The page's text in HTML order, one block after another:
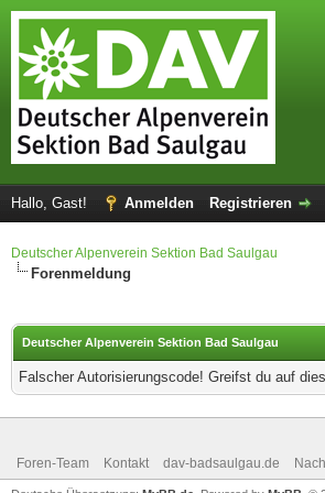
Hallo, Gast! Anmelden Registrieren
Deutscher Alpenverein Sektion Bad Saulgau
Forenmeldung
Deutscher Alpenverein Sektion Bad Saulgau
Falscher Autorisierungscode! Greifst du auf
Foren-Team Kontakt dav-badsaulgau.de